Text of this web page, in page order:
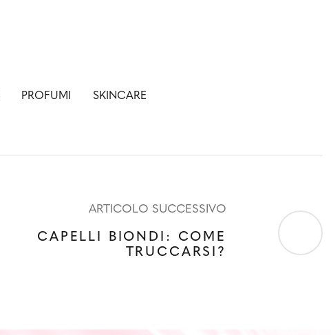
PROFUMI SKINCARE
ARTICOLO SUCCESSIVO
CAPELLI BIONDI: COME
TRUCCARSI?